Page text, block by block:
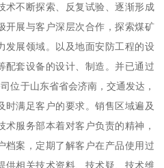
术不断探索、反复试验、逐渐形成
开展与客户深层次合作，探索煤矿
发展领域。以及地面安防工程的设
配套设备的设计、制造。并已通过
位于山东省省会济南，交通发达，
时满足客户的要求。销售区域遍及
服务部本着对客户负责的精神，
档案，定期了解客户在产品使用过
供相关技术资料、技术疑、技术维